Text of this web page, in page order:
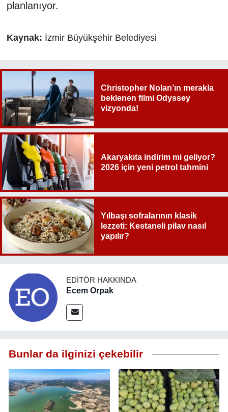
planlanıyor.
Kaynak: İzmir Büyükşehir Belediyesi
Christopher Nolan’ın merakla
beklenen filmi Odyssey
vizyonda!
Akaryakıta indirim mi geliyor?
2026 için yeni petrol tahmini
Yılbaşı sofralarının klasik
lezzeti: Kestaneli pilav nasıl
yapılır?
EDITÖR HAKKINDA
Ecem Orpak
Bunlar da ilginizi çekebilir